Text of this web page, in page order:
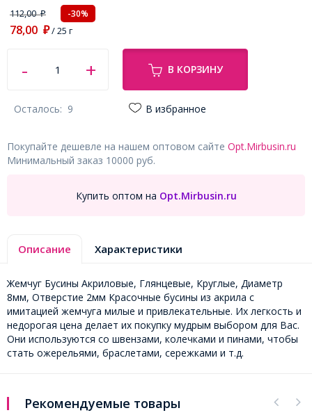
112,00₽ -30%
78,00 ₽/ 25 г
В КОРЗИНУ
Осталось: 9 В избранное
Покупайте дешевле на нашем оптовом сайте Opt.Mirbusin.ru
Минимальный заказ 10000 руб.
Купить оптом на Opt.Mirbusin.ru
Описание Характеристики
Жемчуг Бусины Акриловые, Глянцевые, Круглые, Диаметр
8мм, Отверстие 2мм Красочные бусины из акрила с
имитацией жемчуга милые и привлекательные. Их легкость и
недорогая цена делает их покупку мудрым выбором для Вас.
Они используются со швензами, колечками и пинами, чтобы
стать ожерельями, браслетами, сережками и т.д.
Рекомендуемые товары